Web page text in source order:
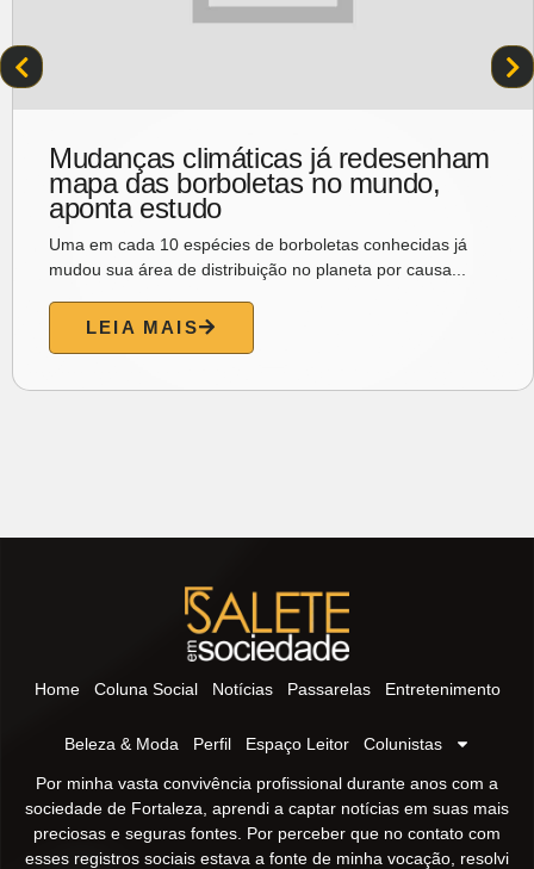
Brasil estaria definhando
emocionalmente, segundo estudo
Um estudo internacional revelou que a saúde mental dos
brasileiros está piorando e que a inteligência...
LEIA MAIS
Home Coluna Social Notícias Passarelas Entretenimento
Beleza & Moda Perfil Espaço Leitor Colunistas
Por minha vasta convivência profissional durante anos com a
sociedade de Fortaleza, aprendi a captar notícias em suas mais
preciosas e seguras fontes. Por perceber que no contato com
esses registros sociais estava a fonte de minha vocação, resolvi